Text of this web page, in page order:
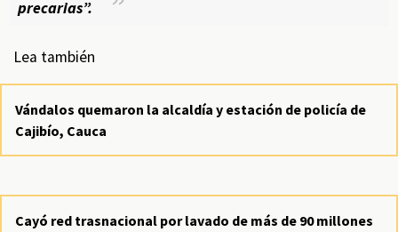
precarias”.
Lea también
Vándalos quemaron la alcaldía y estación de policía de
Cajibío, Cauca
Cayó red trasnacional por lavado de más de 90 millones